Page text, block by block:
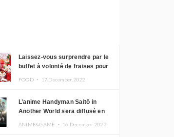
Laissez-vous surprendre par le
buffet à volonté de fraises pour
FOOD ・ 17.December.2022
L’anime Handyman Saitō in
Another World sera diffusé en
ANIME&GAME ・ 16.December.2022